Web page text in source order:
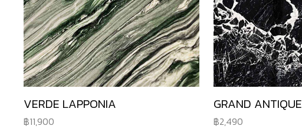
VERDE LAPPONIA
11,900
GRAND ANTIQUE
2,490